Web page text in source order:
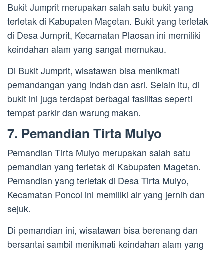
Bukit Jumprit merupakan salah satu bukit yang
terletak di Kabupaten Magetan. Bukit yang terletak
di Desa Jumprit, Kecamatan Plaosan ini memiliki
keindahan alam yang sangat memukau.
Di Bukit Jumprit, wisatawan bisa menikmati
pemandangan yang indah dan asri. Selain itu, di
bukit ini juga terdapat berbagai fasilitas seperti
tempat parkir dan warung makan.
7. Pemandian Tirta Mulyo
Pemandian Tirta Mulyo merupakan salah satu
pemandian yang terletak di Kabupaten Magetan.
Pemandian yang terletak di Desa Tirta Mulyo,
Kecamatan Poncol ini memiliki air yang jernih dan
sejuk.
Di pemandian ini, wisatawan bisa berenang dan
bersantai sambil menikmati keindahan alam yang